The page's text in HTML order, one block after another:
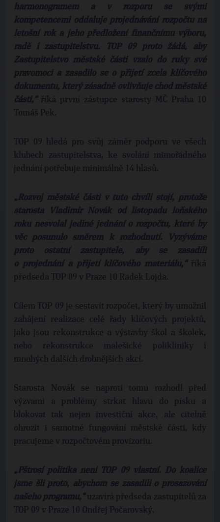
harmonogramem a v rozporu se svými
kompetencemi oddaluje projednávání rozpočtu na
letošní rok a jeho předložení finančnímu výboru,
radě i zastupitelstvu. TOP 09 proto žádá, aby
Zastupitelstvo městské části vzalo do ruky své
pravomoci a zasadilo se o přijetí zcela klíčového
dokumentu, který zásadně ovlivňuje chod městské
části,“ říká první zástupce starosty MČ Praha 10
Tomáš Pek.
TOP 09 hledá pro svůj záměr podporu ve všech
klubech zastupitelstva, ke svolání mimořádného
jednání potřebuje minimálně 14 hlasů.
„Rozvoj městské části v tuto chvíli stojí, protože
starosta Vladimír Novák od listopadu loňského
roku nesvolal jediné jednání o rozpočtu, které by
věc posunulo směrem k rozhodnutí. Vyzýváme
proto ostatní zastupitele, aby se zasadili
o projednání a přijetí klíčového materiálu,“ říká
předseda TOP 09 v Praze 10 Radek Lojda.
Cílem TOP 09 je sestavit rozpočet, který by umožnil
zahájení realizace celé řady klíčových projektů,
jako jsou rekonstrukce a výstavby škol a školek,
nebo rekonstrukce malešické polikliniky i
mnohých dalších drobnějších akcí.
Starosta Novák se naproti tomu rozhodl před
výzvami a problémy strkat hlavu do písku a
blokovat tak nejen investiční akce, ale citelně
ohrozit i samotné fungování městské části, kdy
pracujeme v rozpočtovém provizoriu.
„Pštrosí politika není TOP 09 vlastní. Do koalice
jsme šli proto, abychom se zasadili o prosazování
našeho programu,“uzavírá předseda zastupitelů za
TOP 09 v Praze 10 Ondřej Počarovský.